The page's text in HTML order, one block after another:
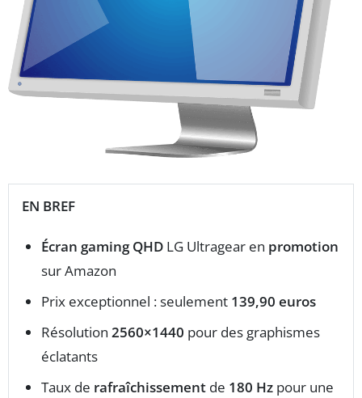
EN BREF
Écran gaming QHD LG Ultragear en promotion
sur Amazon
Prix exceptionnel : seulement 139,90 euros
Résolution 2560×1440 pour des graphismes
éclatants
Taux de rafraîchissement de 180 Hz pour une